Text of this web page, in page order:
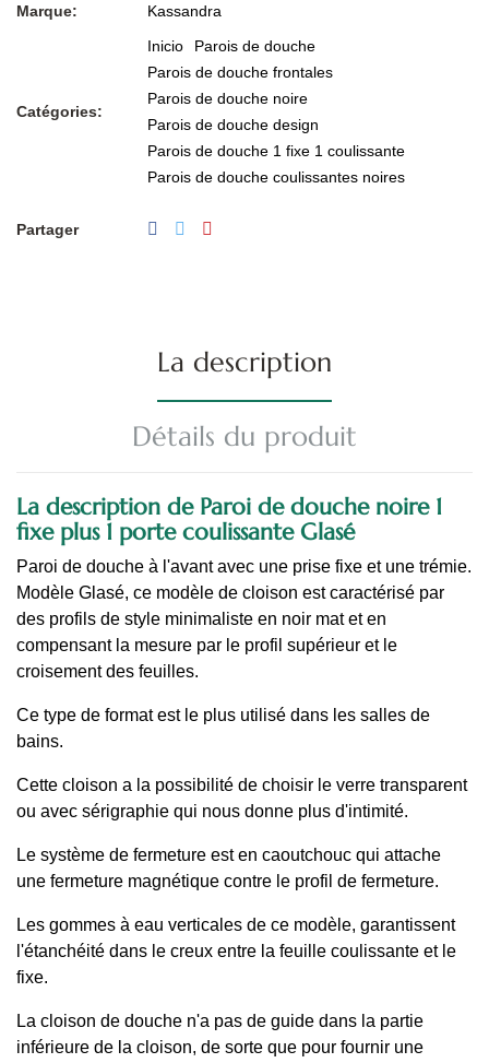
Marque: Kassandra
Catégories:
Inicio
Parois de douche
Parois de douche frontales
Parois de douche noire
Parois de douche design
Parois de douche 1 fixe 1 coulissante
Parois de douche coulissantes noires
Partager
La description
Détails du produit
La description de Paroi de douche noire 1
fixe plus 1 porte coulissante Glasé
Paroi de douche à l'avant avec une prise fixe et une trémie.
Modèle Glasé, ce modèle de cloison est caractérisé par
des profils de style minimaliste en noir mat et en
compensant la mesure par le profil supérieur et le
croisement des feuilles.
Ce type de format est le plus utilisé dans les salles de
bains.
Cette cloison a la possibilité de choisir le verre transparent
ou avec sérigraphie qui nous donne plus d'intimité.
Le système de fermeture est en caoutchouc qui attache
une fermeture magnétique contre le profil de fermeture.
Les gommes à eau verticales de ce modèle, garantissent
l'étanchéité dans le creux entre la feuille coulissante et le
fixe.
La cloison de douche n'a pas de guide dans la partie
inférieure de la cloison, de sorte que pour fournir une